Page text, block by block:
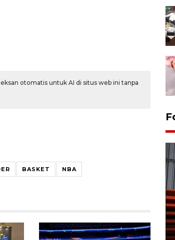
otomatis untuk AI di situs web ini tanpa
BASKET NBA
kemarau di Kalimantan
Tengah